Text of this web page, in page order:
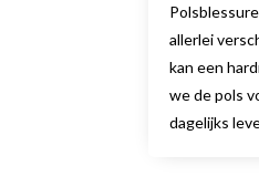
allerlei
kan een
we de pols
dagelijks